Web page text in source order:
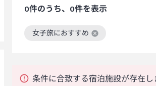
0件のうち、0件を表示
女子旅におすすめ
この絞り込み条件を解除
条件に合致する宿泊施設が存在